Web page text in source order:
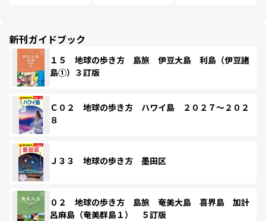
新刊ガイドブック
１５ 地球の歩き方 島旅 伊豆大島 利島（伊豆諸
島①）３訂版
Ｃ０２ 地球の歩き方 ハワイ島 ２０２７～２０２
８
Ｊ３３ 地球の歩き方 墨田区
０２ 地球の歩き方 島旅 奄美大島 喜界島 加計
呂麻島（奄美群島１） ５訂版